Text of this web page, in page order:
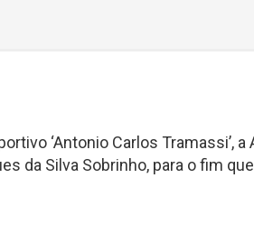
‘Antonio Carlos Tramassi’,
da Silva Sobrinho, para o fim